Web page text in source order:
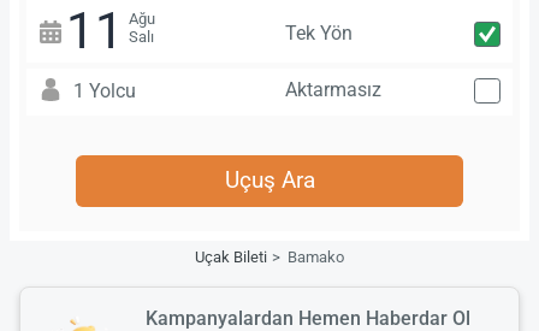
11
Ağu
Salı
Tek Yön
1 Yolcu Aktarmasız
Uçuş Ara
Uçak Bileti Bamako
Kampanyalardan Hemen Haberdar Ol